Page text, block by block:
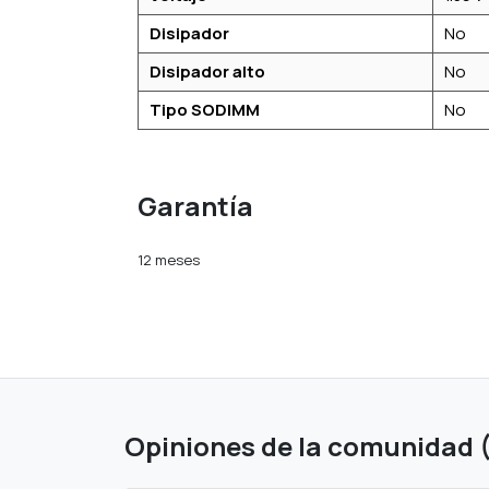
Disipador
No
Disipador alto
No
Tipo SODIMM
No
Garantía
12 meses
Opiniones de la comunidad